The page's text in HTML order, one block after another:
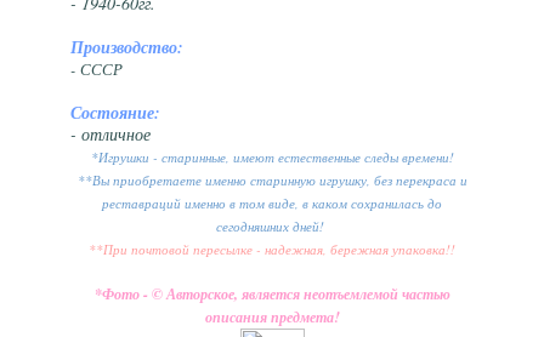
Производство:
- СССР
Состояние:
- отличное
*Игрушки - старинные, имеют естественные следы времени!
**Вы приобретаете именно старинную игрушку, без перекраса и
реставраций именно в том виде, в каком сохранилась до
сегодняшних дней!
**При почтовой пересылке - надежная, бережная упаковка!!
*Фото - © Авторское, является неотъемлемой частью
описания предмета!